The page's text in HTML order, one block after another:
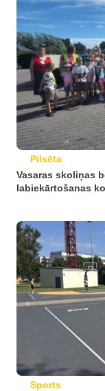
Pilsēta
Vasaras skoliņas
labiekārtošanas
Sports